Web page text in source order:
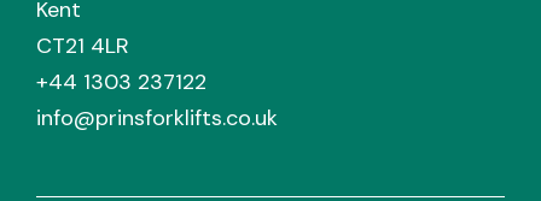
Kent
CT21 4LR
+44 1303 237122
info@prinsforklifts.co.uk